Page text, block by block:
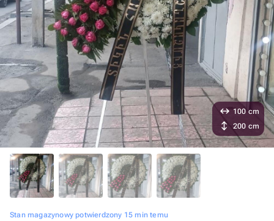
Stan magazynowy potwierdzony 15 min temu
100 cm
200 cm